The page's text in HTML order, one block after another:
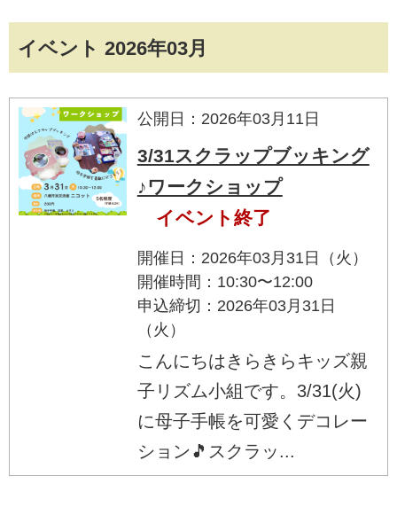
イベント 2026年03月
公開日：2026年03月11日
3/31スクラップブッキング
♪ワークショップ
イベント終了
開催日：2026年03月31日（火）
開催時間：10:30〜12:00
申込締切：2026年03月31日
（火）
こんにちはきらきらキッズ親
子リズム小組です。3/31(火)
に母子手帳を可愛くデコレー
ション🎵スクラッ...